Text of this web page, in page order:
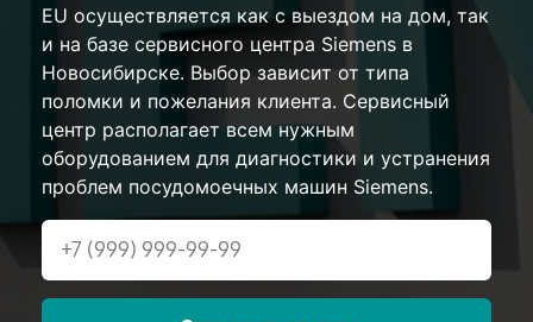
EU осуществляется как с выездом на дом, так
и на базе сервисного центра Siemens в
Новосибирске. Выбор зависит от типа
поломки и пожелания клиента. Сервисный
центр располагает всем нужным
оборудованием для диагностики и устранения
проблем посудомоечных машин Siemens.